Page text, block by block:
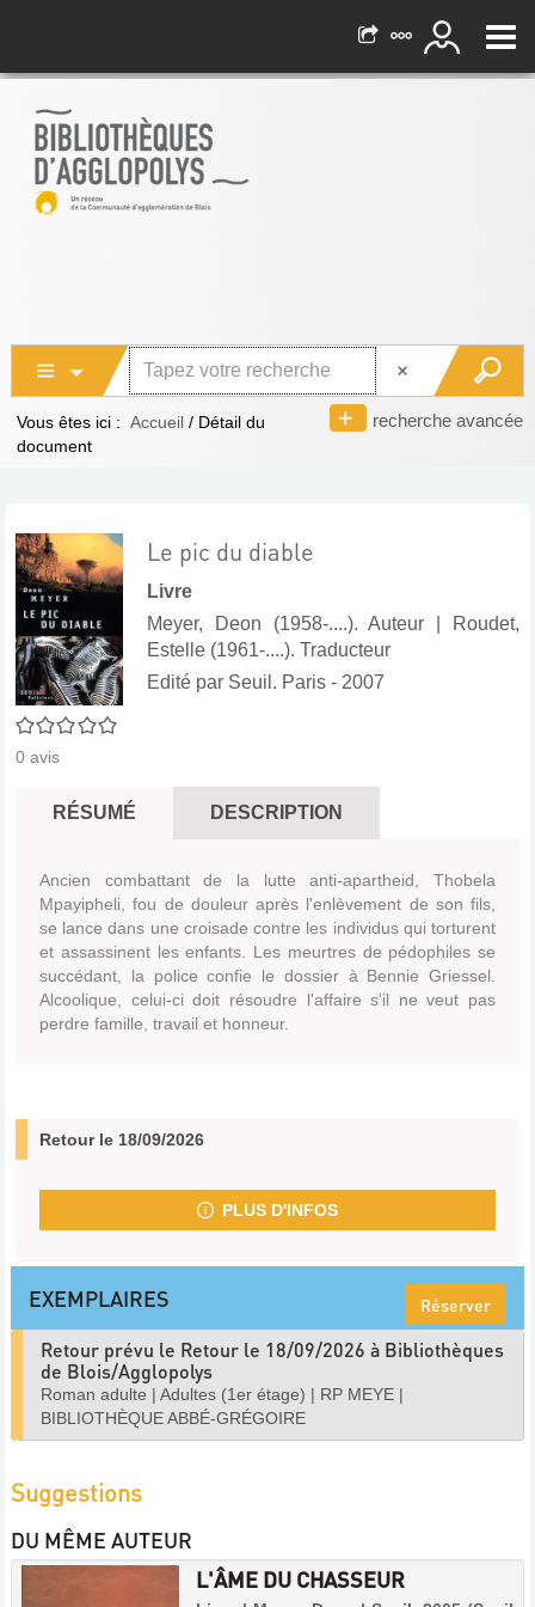
recherche avancée
Vous êtes ici : Accueil / Détail du
document
0/5
0 avis
Le pic du diable
Livre
Meyer, Deon (1958-....). Auteur
Roudet,
Estelle (1961-....). Traducteur
Edité par Seuil. Paris - 2007
RÉSUMÉ DESCRIPTION
Ancien combattant de la lutte anti-apartheid, Thobela
Mpayipheli, fou de douleur après l'enlèvement de son fils,
se lance dans une croisade contre les individus qui torturent
et assassinent les enfants. Les meurtres de pédophiles se
succédant, la police confie le dossier à Bennie Griessel.
Alcoolique, celui-ci doit résoudre l'affaire s'il ne veut pas
perdre famille, travail et honneur.
Retour le 18/09/2026
PLUS D'INFOS
EXEMPLAIRES Réserver
Retour prévu le Retour le 18/09/2026 à Bibliothèques
de Blois/Agglopolys
Roman adulte | Adultes (1er étage) | RP MEYE |
BIBLIOTHÈQUE ABBÉ-GRÉGOIRE
Suggestions
DU MÊME AUTEUR
L'ÂME DU CHASSEUR